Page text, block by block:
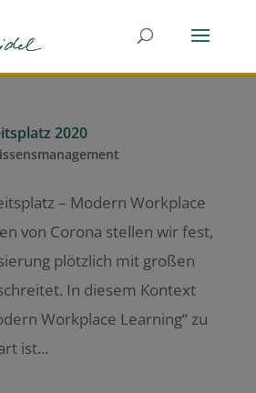
2020
– Modern Workplace
von Corona stellen wir fest,
plötzlich mit großen
In diesem Kontext
Workplace Learning“ zu
ist...